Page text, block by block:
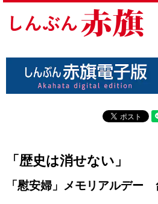
「歴史は消せない」
「慰安婦」メモリアルデー